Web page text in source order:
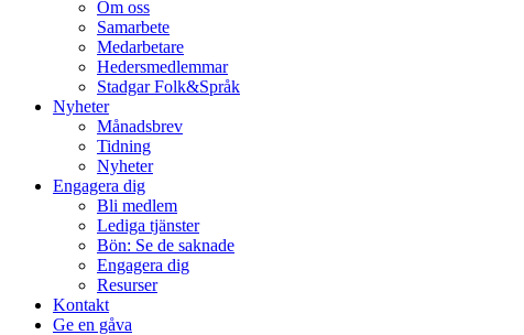
Om oss
Samarbete
Medarbetare
Hedersmedlemmar
Stadgar Folk&Språk
Nyheter
Månadsbrev
Tidning
Nyheter
Engagera dig
Bli medlem
Lediga tjänster
Bön: Se de saknade
Engagera dig
Resurser
Kontakt
Ge en gåva